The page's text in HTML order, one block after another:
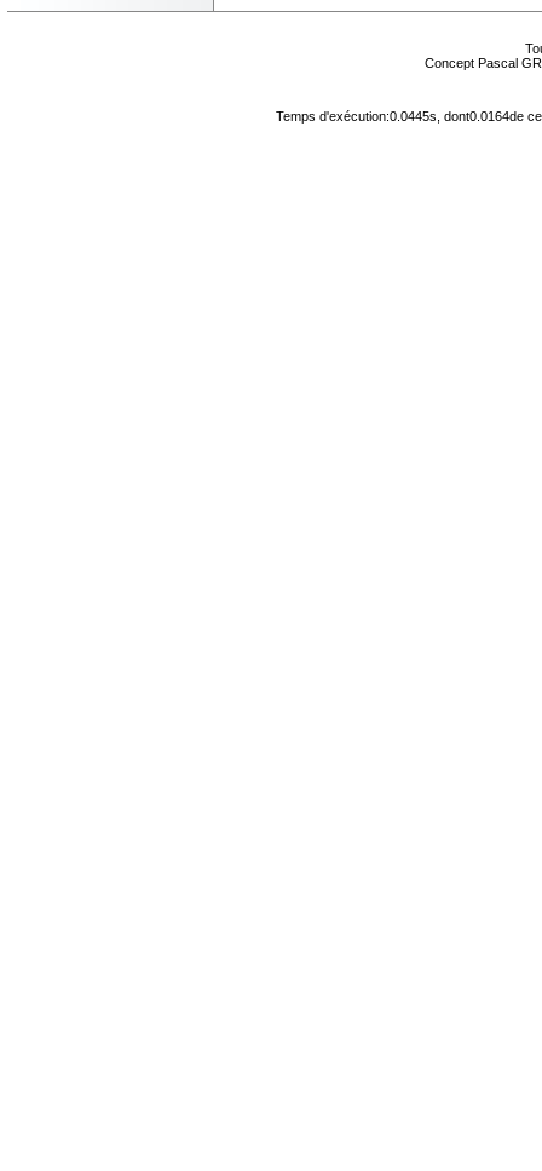
Concept Pascal
Temps d'exécution:0.0445s, dont0.0164de